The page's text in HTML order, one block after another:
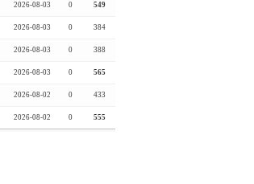
2026-08-03 0 549
2026-08-03 0 384
2026-08-03 0 388
2026-08-03 0 565
2026-08-02 0 433
2026-08-02 0 555